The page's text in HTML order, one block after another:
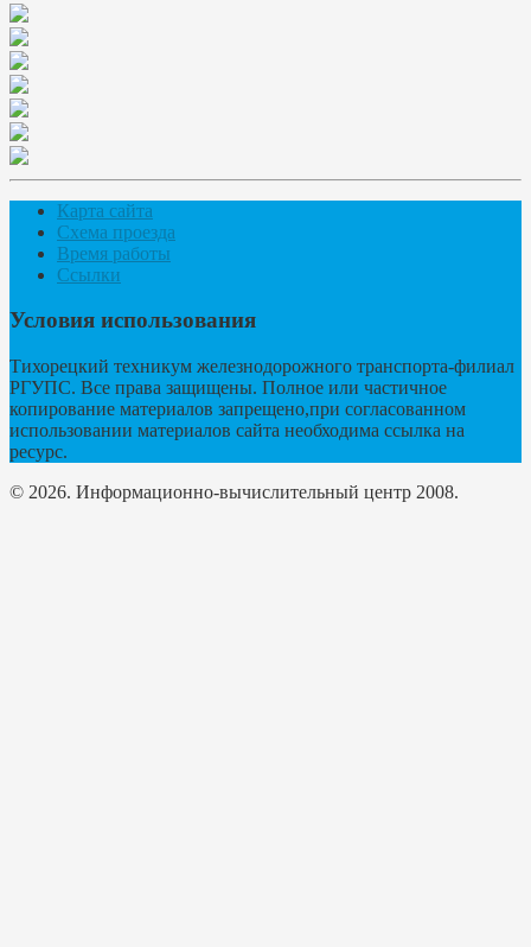
Карта сайта
Схема проезда
Время работы
Ссылки
Условия использования
Тихорецкий техникум железнодорожного транспорта-филиал
РГУПС. Все права защищены. Полное или частичное
копирование материалов запрещено,при согласованном
использовании материалов сайта необходима ссылка на
ресурс.
© 2026. Информационно-вычислительный центр 2008.